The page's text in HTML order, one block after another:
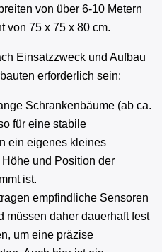
von über 6-10 Metern
von 75 x 75 x 80 cm.
Einsatzzweck und Aufbau
erforderlich sein:
Schrankenbäume (ab ca.
für eine stabile
ein eigenes kleines
und Position der
ist.
empfindliche Sensoren
müssen daher dauerhaft fest
um eine präzise